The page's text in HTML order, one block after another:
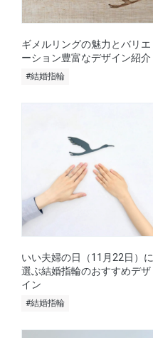
ギメルリングの魅力とバリエ
ーション豊富なデザイン紹介
#結婚指輪
いい夫婦の日（11月22日）に
選ぶ結婚指輪のおすすめデザ
イン
#結婚指輪